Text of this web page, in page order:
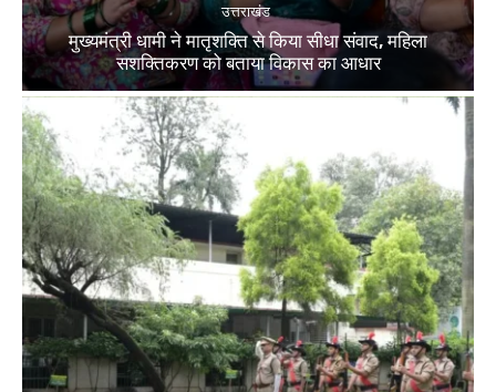
उत्तराखंड
मुख्यमंत्री धामी ने मातृशक्ति से किया सीधा संवाद, महिला
सशक्तिकरण को बताया विकास का आधार